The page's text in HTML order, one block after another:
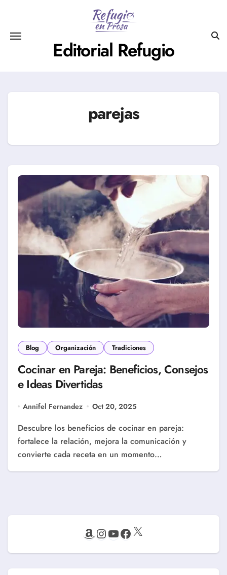
Editorial Refugio
parejas
Blog Organización Tradiciones
Cocinar en Pareja: Beneficios, Consejos
e Ideas Divertidas
Annifel Fernandez Oct 20, 2025
Descubre los beneficios de cocinar en pareja:
fortalece la relación, mejora la comunicación y
convierte cada receta en un momento…
Amazon Instagram YouTube Facebook X